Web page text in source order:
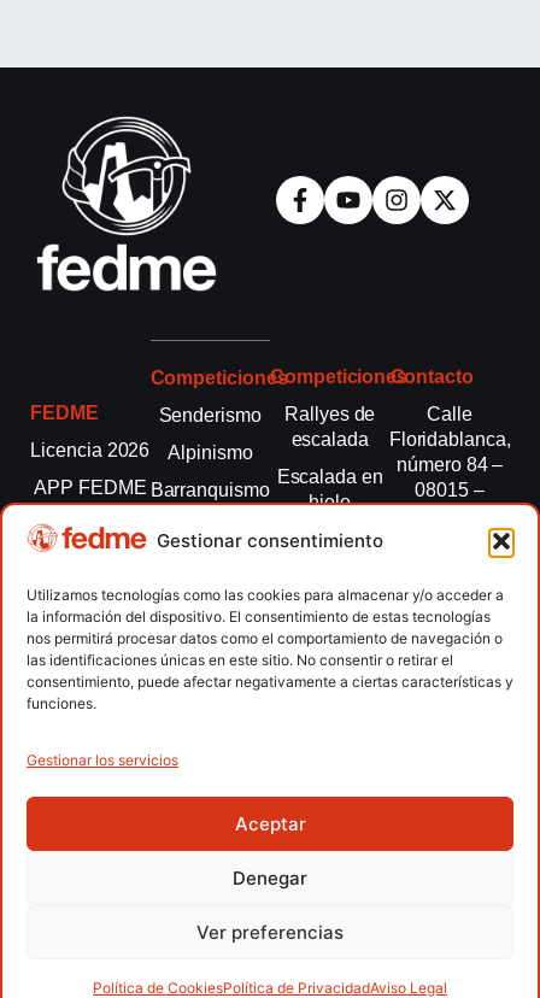
Gestionar consentimiento
Utilizamos tecnologías como las cookies para almacenar y/o acceder a
la información del dispositivo. El consentimiento de estas tecnologías
nos permitirá procesar datos como el comportamiento de navegación o
las identificaciones únicas en este sitio. No consentir o retirar el
consentimiento, puede afectar negativamente a ciertas características y
funciones.
Gestionar los servicios
Aceptar
Denegar
Ver preferencias
Política de CookiesPolítica de PrivacidadAviso Legal
FEDME
Licencia 2026
APP FEDME
Transparencia
autonómicas
Clubes
Contacto
Competiciones
Senderismo
Alpinismo
Barranquismo
montaña
Escalada
Escalada
paralimpica
Competiciones
Rallyes de
escalada
Escalada en
hielo
Esquí de
Marcha
Nórdica
Raquetas de
nieve
Contacto
Calle
Floridablanca,
número 84 –
08015 –
fedme@fedme.es
934 264 267
Copyright © 2026 Federación Española de Deportes de
Montaña y Escalada | Desarrollado porTOOOLS
Política de Privacidad APPAccesibilidad